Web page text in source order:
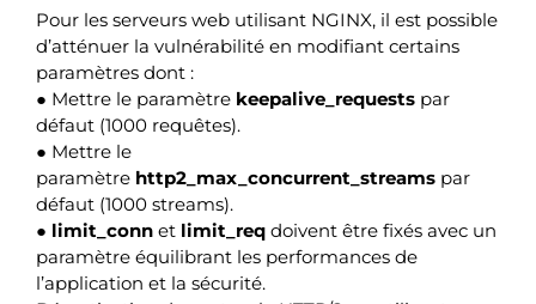
Pour les serveurs web utilisant NGINX, il est possible
d’atténuer la vulnérabilité en modifiant certains
paramètres dont :
● Mettre le paramètre keepalive_requestspar
défaut (1000 requêtes).
● Mettre le
paramètre http2_max_concurrent_streamspar
défaut (1000 streams).
● limit_connet limit_reqdoivent être fixés avec un
paramètre équilibrant les performances de
l’application et la sécurité.